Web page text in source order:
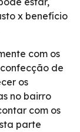
x benefício
com os
de
os
no bairro
com os
parte